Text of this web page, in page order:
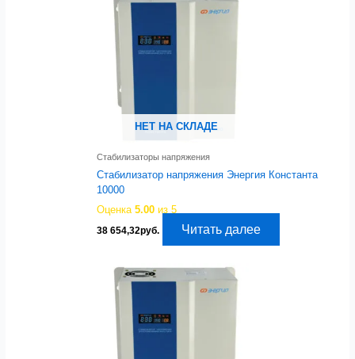
НЕТ НА СКЛАДЕ
Стабилизаторы напряжения
Стабилизатор напряжения Энергия Константа
10000
Оценка5.00 из 5
38 654,32руб. Читать далее